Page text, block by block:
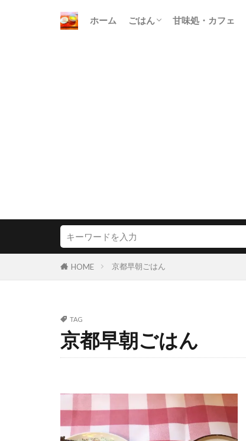
ホーム ごはん 甘味処・カフェ
HOME 京都早朝ごはん
TAG
京都早朝ごはん